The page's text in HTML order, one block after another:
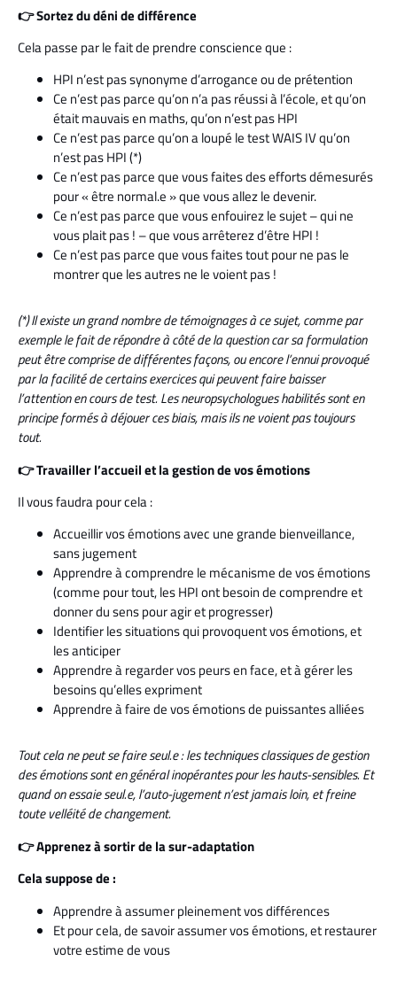
👉 Sortez du déni de différence
Cela passe par le fait de prendre conscience que :
HPI n’est pas synonyme d’arrogance ou de prétention
Ce n’est pas parce qu’on n’a pas réussi à l’école, et qu’on
était mauvais en maths, qu’on n’est pas HPI
Ce n’est pas parce qu’on a loupé le test WAIS IV qu’on
n’est pas HPI (*)
Ce n’est pas parce que vous faites des efforts démesurés
pour « être normal.e » que vous allez le devenir.
Ce n’est pas parce que vous enfouirez le sujet – qui ne
vous plait pas ! – que vous arrêterez d’être HPI !
Ce n’est pas parce que vous faites tout pour ne pas le
montrer que les autres ne le voient pas !
(*) Il existe un grand nombre de témoignages à ce sujet, comme par
exemple le fait de répondre à côté de la question car sa formulation
peut être comprise de différentes façons, ou encore l’ennui provoqué
par la facilité de certains exercices qui peuvent faire baisser
l’attention en cours de test. Les neuropsychologues habilités sont en
principe formés à déjouer ces biais, mais ils ne voient pas toujours
tout.
👉 Travailler l’accueil et la gestion de vos émotions
Il vous faudra pour cela :
Accueillir vos émotions avec une grande bienveillance,
sans jugement
Apprendre à comprendre le mécanisme de vos émotions
(comme pour tout, les HPI ont besoin de comprendre et
donner du sens pour agir et progresser)
Identifier les situations qui provoquent vos émotions, et
les anticiper
Apprendre à regarder vos peurs en face, et à gérer les
besoins qu’elles expriment
Apprendre à faire de vos émotions de puissantes alliées
Tout cela ne peut se faire seul.e : les techniques classiques de gestion
des émotions sont en général inopérantes pour les hauts-sensibles. Et
quand on essaie seul.e, l’auto-jugement n’est jamais loin, et freine
toute velléité de changement.
👉 Apprenez à sortir de la sur-adaptation
Cela suppose de :
Apprendre à assumer pleinement vos différences
Et pour cela, de savoir assumer vos émotions, et restaurer
votre estime de vous